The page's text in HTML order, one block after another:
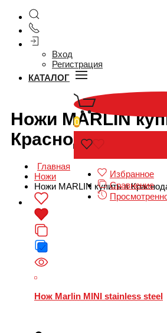
Вход
Регистрация
КАТАЛОГ
0
Избранное
Сравнение
Ножи MARLIN
Краснодаре
Главная
Ножи
Ножи MARLIN купить в
Нож Marlin MINI stainless steel